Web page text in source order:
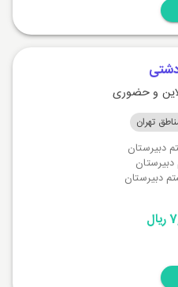
و حضوری
تهران
دبیرستان
دبیرستان